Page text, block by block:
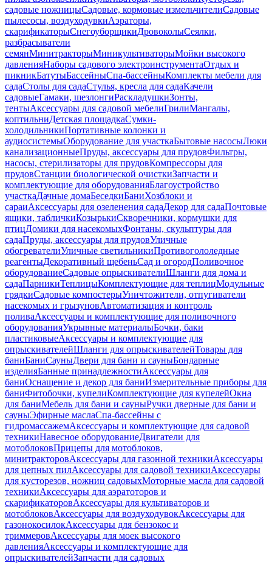
садовые ножницыСадовые, кормовые измельчителиСадовые
пылесосы, воздуходувкиАэраторы,
скарификаторыСнегоуборщикиДровоколыСеялки,
разбрасыватели
семянМинитракторыМиникультиваторыМойки высокого
давленияНаборы садового электроинструментаОтдых и
пикникБатутыБассейныСпа-бассейныКомплекты мебели для
садаСтолы для садаСтулья, кресла для садаКачели
садовыеГамаки, шезлонгиРаскладушкиЗонты,
тентыАксессуары для садовой мебелиГрилиМангалы,
коптильниДетская площадкаСумки-
холодильникиПортативные колонки и
аудиосистемыОборудование для участкаБытовые насосыЛюки
канализационныеПруды, аксессуары для прудовФильтры,
насосы, стерилизаторы для прудовКомпрессоры для
прудовСтанции биологической очисткиЗапчасти и
комплектующие для оборудованияБлагоустройство
участкаДачные домаБеседкиБаниХозблоки и
сараиАксессуары для озеленения садаДекор для садаПочтовые
ящики, табличкиКозырькиСкворечники, кормушки для
птицДомики для насекомыхФонтаны, скульптуры для
садаПруды, аксессуары для прудовУличные
обогревателиУличные светильникиПротивогололедные
реагентыДекоративный щебеньСад и огородПоливочное
оборудованиеСадовые опрыскивателиШланги для дома и
садаПарникиТеплицыКомплектующие для теплицМодульные
грядкиСадовые компостерыУничтожители, отпугиватели
насекомых и грызуновАвтоматизация и контроль
поливаАксессуары и комплектующие для поливочного
оборудованияУкрывные материалыБочки, баки
пластиковыеАксессуары и комплектующие для
опрыскивателейШланги для опрыскивателейТовары для
баниБаниСауныДвери для бани и сауныБондарные
изделияБанные принадлежностиАксессуары для
баниОснащение и декор для баниИзмерительные приборы для
баниФитобочки, купелиКомплектующие для купелейОкна
для баниМебель для бани и сауныРучки дверные для бани и
сауныЭфирные маслаСпа-бассейны с
гидромассажемАксессуары и комплектующие для садовой
техникиНавесное оборудованиеДвигатели для
мотоблоковПрицепы для мотоблоков,
минитракторовАксессуары для газонной техникиАксессуары
для цепных пилАксессуары для садовой техникиАксессуары
для кусторезов, ножниц садовыхМоторные масла для садовой
техникиАксессуары для аэратоторов и
скарификаторовАксессуары для культиваторов и
мотоблоковАксессуары для воздуходувокАксессуары для
газонокосилокАксессуары для бензокос и
триммеровАксессуары для моек высокого
давленияАксессуары и комплектующие для
опрыскивателейЗапчасти для садовых